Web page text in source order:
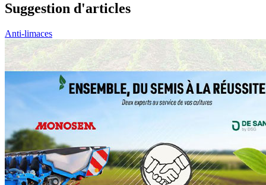
Suggestion d'articles
Anti-limaces